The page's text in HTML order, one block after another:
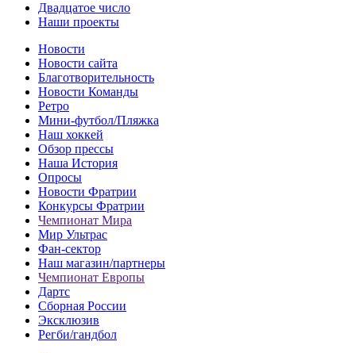
Двадцатое число
Наши проекты
Новости
Новости сайта
Благотворительность
Новости Команды
Ретро
Мини-футбол/Пляжка
Наш хоккей
Обзор прессы
Наша История
Опросы
Новости Фратрии
Конкурсы Фратрии
Чемпионат Мира
Мир Ультрас
Фан-cектор
Наш магазин/партнеры
Чемпионат Европы
Дартс
Сборная России
Эксклюзив
Регби/гандбол